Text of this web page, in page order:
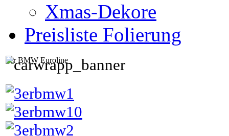
Xmas-Dekore
Preisliste Folierung
3er BMW Euroline